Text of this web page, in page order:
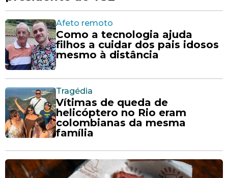
Afeto remoto
Como a tecnologia ajuda
filhos a cuidar dos pais idosos
mesmo à distância
Tragédia
Vítimas de queda de
helicóptero no Rio eram
colombianas da mesma
família